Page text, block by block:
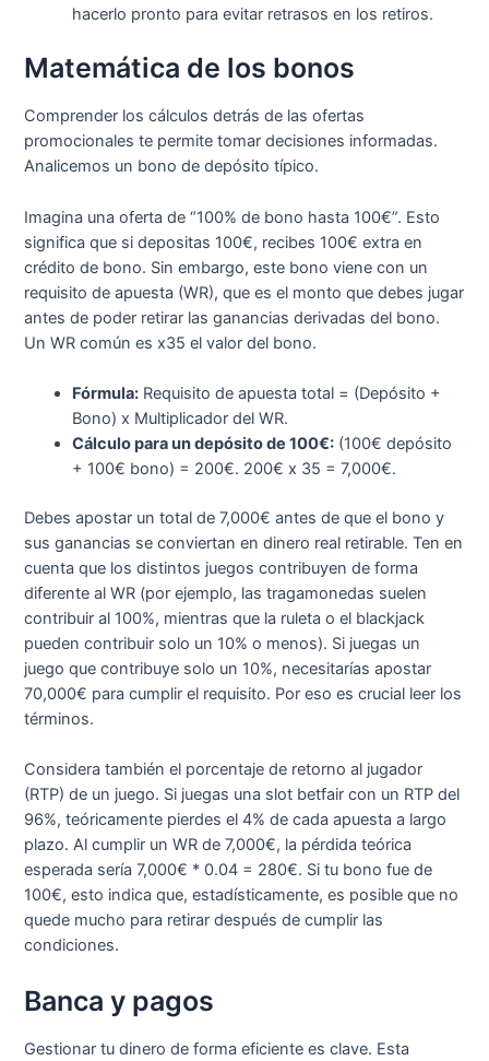
hacerlo pronto para evitar retrasos en los retiros.
Matemática de los bonos
Comprender los cálculos detrás de las ofertas
promocionales te permite tomar decisiones informadas.
Analicemos un bono de depósito típico.
Imagina una oferta de “100% de bono hasta 100€”. Esto
significa que si depositas 100€, recibes 100€ extra en
crédito de bono. Sin embargo, este bono viene con un
requisito de apuesta (WR), que es el monto que debes jugar
antes de poder retirar las ganancias derivadas del bono.
Un WR común es x35 el valor del bono.
Fórmula: Requisito de apuesta total = (Depósito +
Bono) x Multiplicador del WR.
Cálculo para un depósito de 100€: (100€ depósito
+ 100€ bono) = 200€. 200€ x 35 = 7,000€.
Debes apostar un total de 7,000€ antes de que el bono y
sus ganancias se conviertan en dinero real retirable. Ten en
cuenta que los distintos juegos contribuyen de forma
diferente al WR (por ejemplo, las tragamonedas suelen
contribuir al 100%, mientras que la ruleta o el blackjack
pueden contribuir solo un 10% o menos). Si juegas un
juego que contribuye solo un 10%, necesitarías apostar
70,000€ para cumplir el requisito. Por eso es crucial leer los
términos.
Considera también el porcentaje de retorno al jugador
(RTP) de un juego. Si juegas una slot betfair con un RTP del
96%, teóricamente pierdes el 4% de cada apuesta a largo
plazo. Al cumplir un WR de 7,000€, la pérdida teórica
esperada sería 7,000€ * 0.04 = 280€. Si tu bono fue de
100€, esto indica que, estadísticamente, es posible que no
quede mucho para retirar después de cumplir las
condiciones.
Banca y pagos
Gestionar tu dinero de forma eficiente es clave. Esta